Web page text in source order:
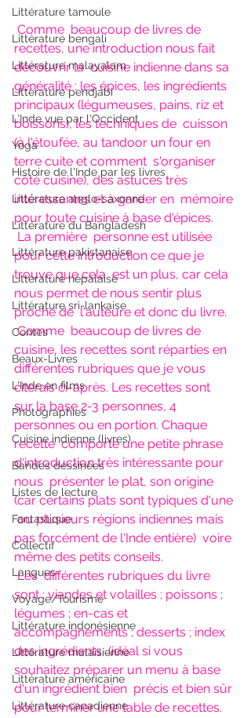
Littérature tamoule
Littérature bengali
Littérature malayalam
Littérature pendjabi
L'Inde vue par l'Occident
Yoga
Histoire de l'Inde par les livres
Littérature anglo-saxonne
Littérature du Bangladesh
Littérature pakistanaise
Littérature népalaise
Littérature sri-lankaise
Contes
Beaux-Livres
L'Inde en films
Photographies
Cuisine indienne (livres)
Bandes dessinées
Listes de lecture
Fantastique
Collectif
Langues
Voyage/Tourisme
Littérature indonésienne
Littérature malaisienne
Littérature américaine
Littérature canadienne
Comme  beaucoup de livres de
recettes, une introduction nous fait
découvrir la  cuisine indienne dans sa
généralité : les épices, les ingrédients
principaux (légumeuses, pains, riz et
boissons), les techniques de  cuisson
(à l'étoufée, au tandoor un four en
terre cuite et comment  s'organiser
côté cuisine), des astuces très
intéressantes et à garder en  mémoire
pour toute cuisine à base d'épices.
La première  personne est utilisée
pour cette introduction ce que je
trouve que cela  est un plus, car cela
nous permet de nous sentir plus
proche de  l'auteure et donc du livre.
Comme  beaucoup de livres de
cuisine, les recettes sont réparties en
différentes rubriques que je vous
citerais ci-après. Les recettes sont
sur la base 2-3 personnes, 4
personnes ou en portion. Chaque
recette  comporte une petite phrase
d'introduction très intéressante pour
nous  présenter le plat, son origine
(car certains plats sont typiques d'une
ou plusieurs régions indiennes mais
pas forcément de l'Inde entière)  voire
même des petits conseils.
Les  différentes rubriques du livre
sont : viandes et volailles ; poissons ;
légumes ; en-cas et
accompagnements ; desserts ; index
des ingrédients  (idéal si vous
souhaitez préparer un menu à base
d'un ingrédient bien  précis et bien sûr
pour terminer une table de recettes.